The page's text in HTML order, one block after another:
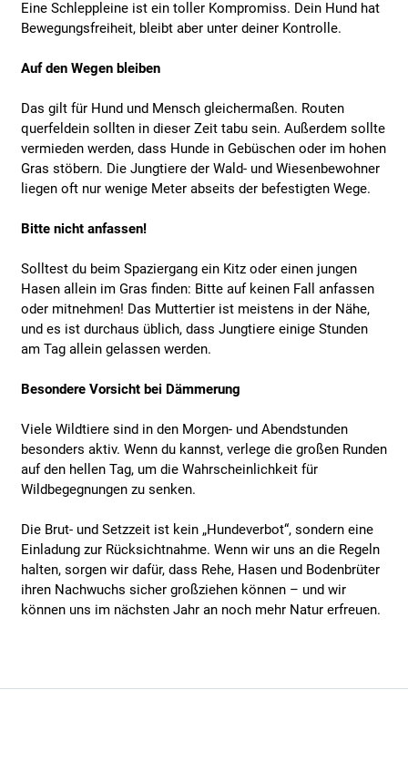
Eine Schleppleine ist ein toller Kompromiss. Dein Hund hat
Bewegungsfreiheit, bleibt aber unter deiner Kontrolle.
Auf den Wegen bleiben
Das gilt für Hund und Mensch gleichermaßen. Routen
querfeldein sollten in dieser Zeit tabu sein. Außerdem sollte
vermieden werden, dass Hunde in Gebüschen oder im hohen
Gras stöbern. Die Jungtiere der Wald- und Wiesenbewohner
liegen oft nur wenige Meter abseits der befestigten Wege.
Bitte nicht anfassen!
Solltest du beim Spaziergang ein Kitz oder einen jungen
Hasen allein im Gras finden: Bitte auf keinen Fall anfassen
oder mitnehmen! Das Muttertier ist meistens in der Nähe,
und es ist durchaus üblich, dass Jungtiere einige Stunden
am Tag allein gelassen werden.
Besondere Vorsicht bei Dämmerung
Viele Wildtiere sind in den Morgen- und Abendstunden
besonders aktiv. Wenn du kannst, verlege die großen Runden
auf den hellen Tag, um die Wahrscheinlichkeit für
Wildbegegnungen zu senken.
Die Brut- und Setzzeit ist kein „Hundeverbot“, sondern eine
Einladung zur Rücksichtnahme. Wenn wir uns an die Regeln
halten, sorgen wir dafür, dass Rehe, Hasen und Bodenbrüter
ihren Nachwuchs sicher großziehen können – und wir
können uns im nächsten Jahr an noch mehr Natur erfreuen.